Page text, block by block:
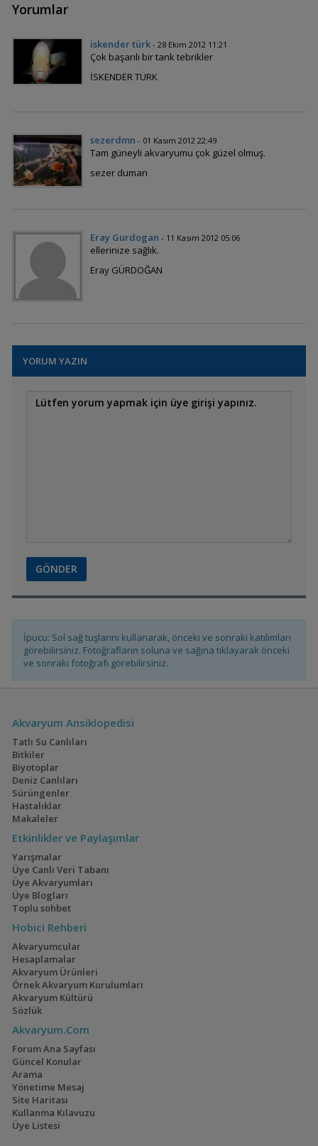
Yorumlar
iskender türk- 28 Ekim 2012 11:21
Çok başarılı bir tank tebrikler
İSKENDER TÜRK
sezerdmn - 01 Kasım 2012 22:49
Tam güneyli akvaryumu çok güzel olmuş.
sezer duman
Eray Gurdogan - 11 Kasım 2012 05:06
ellerinize sağlık.
Eray GÜRDOĞAN
YORUM YAZIN
İpucu: Sol sağ tuşlarını kullanarak, önceki ve sonraki katılımları
görebilirsiniz. Fotoğrafların soluna ve sağına tıklayarak önceki
ve sonraki fotoğrafı görebilirsiniz.
Akvaryum Ansiklopedisi
Tatlı Su Canlıları
Bitkiler
Biyotoplar
Deniz Canlıları
Sürüngenler
Hastalıklar
Makaleler
Etkinlikler ve Paylaşımlar
Yarışmalar
Üye Canlı Veri Tabanı
Üye Akvaryumları
Üye Blogları
Toplu sohbet
Hobici Rehberi
Akvaryumcular
Hesaplamalar
Akvaryum Ürünleri
Örnek Akvaryum Kurulumları
Akvaryum Kültürü
Sözlük
Akvaryum.Com
Forum Ana Sayfası
Güncel Konular
Arama
Yönetime Mesaj
Site Haritası
Kullanma Kılavuzu
Üye Listesi